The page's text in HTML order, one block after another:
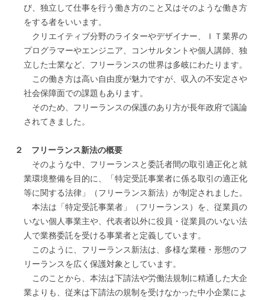
び、独立して仕事を行う働き方のこと又はそのような働き方
をする者をいいます。
クリエイティブ分野のライターやデザイナー、ＩＴ業界の
プログラマーやエンジニア、コンサルタントや個人講師、独
立した士業など、フリーランスの世界は多岐にわたります。
この働き方は高い自由度が魅力ですが、収入の不安定さや
社会保障面での課題もあります。
そのため、フリーランスの保護のあり方が長年政府で議論
されてきました。
２ フリーランス新法の概要
そのような中、フリーランスと委託者間の取引適正化と就
業環境整備を目的に、「特定受託事業者に係る取引の適正化
等に関する法律」（フリーランス新法）が制定されました。
本法は「特定受託事業者」（フリーランス）を、従業員の
いない個人事業主や、代表者以外に役員・従業員のいない法
人で業務委託を受ける事業者と定義しています。
このように、フリーランス新法は、多様な業種・形態のフ
リーランスを広く保護対象としています。
このことから、本法は下請法や労働法規制に精通した大企
業よりも、従来は下請法の規制を受けなかった中小企業によ